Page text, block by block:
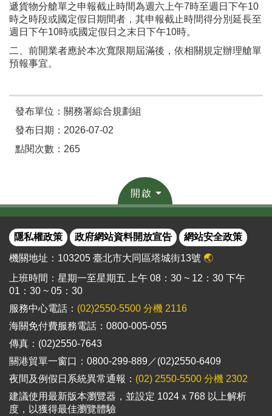
遞貨物分艙單之申報截止時間為週六上午7時至週日下午10
時之時段或國定假日期間者，其申報截止時間得分別延長至
週日下午10時或國定假日之末日下午10時。
二、前開業者應於本次寬限期屆滿後，依相關規定辦理艙單
預報事宜。
發布單位：關務署綜合規劃組
發布日期：2026-07-02
點閱次數：265
開啟
隱私權政策 政府網站資料開放宣告 網站安全政策
機關地址：103205 臺北市大同區塔城街13號 🌏
上班時間：星期一至星期五 上午 08：30 ~ 12：30 下午
01：30 ~ 05：30
服務中心電話： (02)2550-5500 分機 2116
海關免付費服務電話：0800-005-055
傳真：(02)2550-7643
關港貿單一窗口：0800-299-889／(02)2550-6409
夜間及例假日系統異常通報： (02) 2550-5500 分機 2302
建議使用最新版本瀏覽器，並設定 1024ｘ768 以上解析
度，以獲得最佳瀏覽體驗